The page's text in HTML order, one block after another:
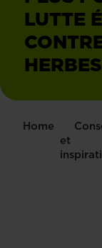
LUTTE
HERBES
Home
et